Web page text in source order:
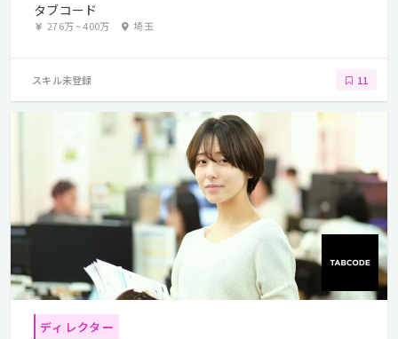
タブコード
276万~400万 埼玉
スキル未登録 11
ディレクター